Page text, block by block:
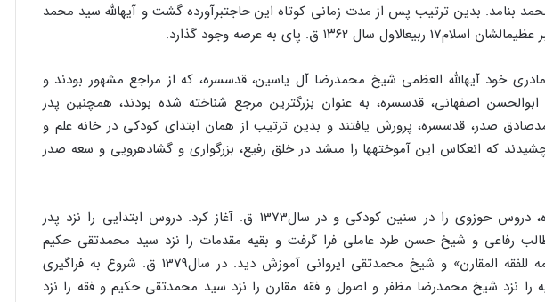
بنامد. بدین ترتیب پس از مدت زمانى کوتاه این حاجت‏برآورده گشت و آیه‏الله سید محمد
سال ۱۳۶۲ ق. پاى به عرصه وجود گذارد.
خود آیه‏الله العظمى شیخ محمدرضا آل یاسین، قدس‏سره، که از مراجع مشهور بودند و
اصفهانى، قدس‏سره، به عنوان بزرگترین مرجع شناخته شده بودند، همچنین پدر
صدر، قدس‏سره، پرورش یافتند و بدین ترتیب از همان ابتداى کودکى در خانه علم و
که انعکاس این آموخته‏ها را مى‏شد در خلق رفیع، بزرگوارى و گشاده‏رویى و سعه صدر
سید محمد صدر، قدس‏سره، دروس حوزوى را در سنین کودکى و در سال‏1373 ق. آغاز کرد. دروس ابتدایى را نزد پدر
رفاعى و شیخ حسن طرد عاملى فرا گرفت و بقیه مقدمات را نزد سید محمدتقى حکیم
صاحب کتاب «اصول العامه للفقه المقارن‏» و شیخ محمدتقى ایروانى آموزش دید. در سال‏1379 ق. شروع به فراگیرى
را نزد شیخ محمدرضا مظفر و اصول و فقه مقارن را نزد سید محمدتقى حکیم و فقه را نزد